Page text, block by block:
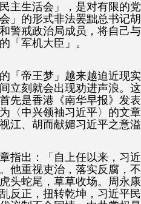
主生活会」，是对有限的
」的形式非法罢黜总书记
警戒政治局成员，将自己
「军机大臣」。
「帝王梦」越来越迫近现
立刻就会出现劝进声浪。
先是香港《南华早报》发
〈中兴领袖习近平〉的文
江、胡而献媚习近平之意溢
指出：「自上任以来，习
他重视吏治，落实反腐，
头蛇尾，草草收场。周永
反正，扭转乾坤，习近平